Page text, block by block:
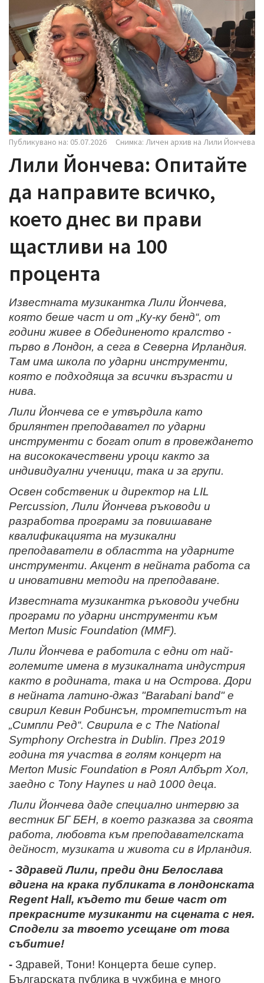
g
a
t
i
o
n
Публикувано на: 05.07.2026 Снимка: Личен архив на Лили Йончева
Лили Йончева: Опитайте
да направите всичко,
което днес ви прави
щастливи на 100
процента
Известната музикантка Лили Йончева,
която беше част и от „Ку-ку бенд“, от
години живее в Обединеното кралство -
първо в Лондон, а сега в Северна Ирландия.
Там има школа по ударни инструменти,
която е подходяща за всички възрасти и
нива.
Лили Йончева се е утвърдила като
брилянтен преподавател по ударни
инструменти с богат опит в провеждането
на висококачествени уроци както за
индивидуални ученици, така и за групи.
Освен собственик и директор на LIL
Percussion, Лили Йончева ръководи и
разработва програми за повишаване
квалификацията на музикални
преподаватели в областта на ударните
инструменти. Акцент в нейната работа са
и иновативни методи на преподаване.
Известната музикантка ръководи учебни
програми по ударни инструменти към
Merton Music Foundation (MMF).
Лили Йончева е работила с едни от най-
големите имена в музикалната индустрия
както в родината, така и на Острова. Дори
в нейната латино-джаз "Barabani band" е
свирил Кевин Робинсън, тромпетистът на
„Симпли Ред“. Свирила е с The National
Symphony Orchestra in Dublin. През 2019
година тя участва в голям концерт на
Merton Music Foundation в Роял Албърт Хол,
заедно с Tony Haynes и над 1000 деца.
Лили Йончева даде специално интервю за
вестник БГ БЕН, в което разказва за своята
работа, любовта към преподавателската
дейност, музиката и живота си в Ирландия.
- Здравей Лили, преди дни Белослава
вдигна на крака публиката в лондонската
Regent Hall, където ти беше част от
прекрасните музиканти на сцената с нея.
Сподели за твоето усещане от това
събитие!
- Здравей, Тони! Концерта беше супер.
Българската публика в чужбина е много